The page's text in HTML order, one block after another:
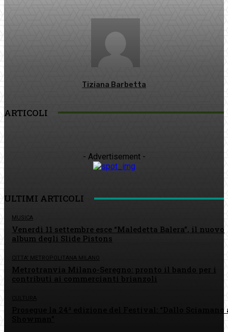
Tiziana Barbetta
ARTICOLI
- Advertisement -
ULTIMI ARTICOLI
MUSICA
Venerdì 11 settembre esce “Maledetta Balera”, il nuovo
album degli Slide Pistons
CITTA' METROPOLITANA MILANO
Metrotranvia Milano-Seregno: pronto il bando per i
contributi ai commercianti brianzoli
Prosegue la 24ª edizione del Festival: “Dallo